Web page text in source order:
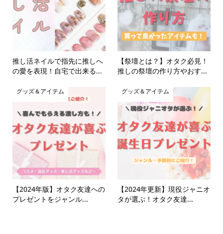
推し活ネイルで指先に推しへ
の愛を表現！自宅で出来る...
【祭壇とは？】オタク必見！
推しの祭壇の作り方やおす...
グッズ＆アイテム
【2024年版】オタク友達への
プレゼントをジャンル...
グッズ＆アイテム
【2024年更新】現役ジャニオ
タが選ぶ！オタク友達...